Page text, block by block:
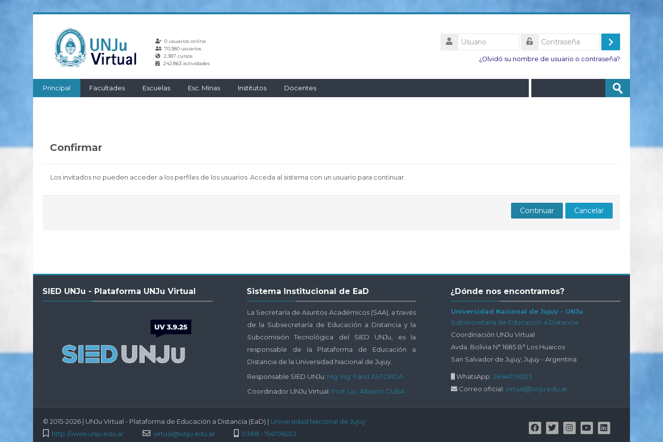
0 usuarios online
70.380 usuarios
2.387 cursos
242.863 actividades
Usuario
Acceder
¿Olvidó su nombre de usuario o contraseña?
Principal Facultades Escuelas Esc. Minas Institutos Docentes
Enviar
Confirmar
Los invitados no pueden acceder a los perfiles de los usuarios. Acceda al sistema con un usuario para continuar.
Continuar Cancelar
SIED
Virtual
SIED UNJu - Plataforma UNJu Virtual
Sistema
Sistema Institucional de EaD
La Secretaría de Asuntos Académicos (SAA), a través
de la Subsecretaría de Educación a Distancia y la
Subcomisión Tecnológica del SIED UNJu, es la
responsable de la Plataforma de Educación a
Distancia de la Universidad Nacional de Jujuy.
Responsable SIED UNJu: Mg. Ing. Farid ASTORGA
Coordinador UNJu Virtual: Prof. Lic. Alberto CUBA
¿Dónde
¿Dónde nos encontramos?
Universidad Nacional de Jujuy - UNJu
Subsecretaría de Educación a Distancia
Coordinación UNJu Virtual
Avda. Bolivia N° 1685 B° Los Huaicos
San Salvador de Jujuy, Jujuy - Argentina
WhatsApp: 3884708223
Correo oficial:virtual@unju.edu.ar
© 2015-2026 | UNJu Virtual - Plataforma de Educación a Distancia (EaD) | Universidad Nacional de Jujuy
http://www.unju.edu.ar
virtual@unju.edu.ar 0388 - 154708223